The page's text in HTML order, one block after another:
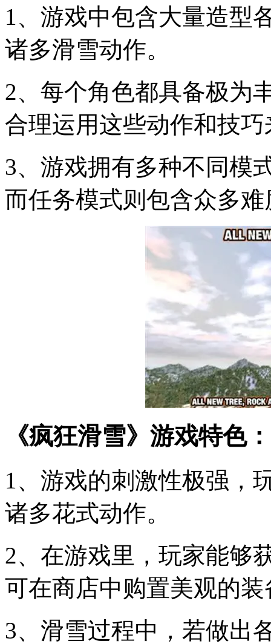
1、游戏中包含大量造型
诸多滑雪动作。
2、每个角色都具备极为
合理运用这些动作和技
3、游戏拥有多种不同模
而任务模式则包含众多
《疯狂滑雪》游戏特色：
1、游戏的刺激性极强，
诸多花式动作。
2、在游戏里，玩家能够
可在商店中购置美观的装
3、滑雪过程中，若做出